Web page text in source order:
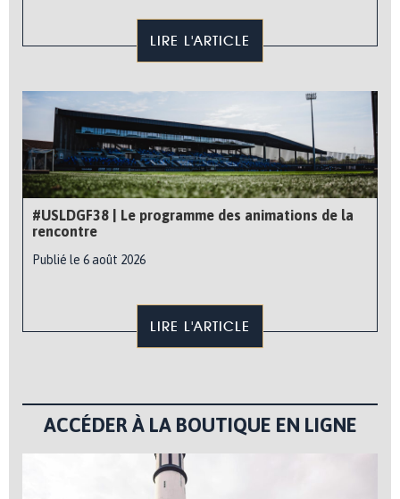
LIRE L'ARTICLE
#USLDGF38 | Le programme des animations de la
rencontre
Publié le 6 août 2026
LIRE L'ARTICLE
ACCÉDER À LA BOUTIQUE EN LIGNE